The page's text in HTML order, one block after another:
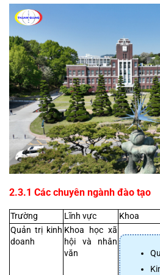
2.3.1 Các chuyên ngành đào tạo
Trường Lĩnh vực
Khoa
Quản trị kinh
doanh
Khoa học xã
hội và nhân
văn